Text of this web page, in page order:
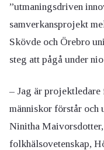
”utmaningsdriven
samverkansprojekt
Skövde och Örebro
steg att pågå under
– Jag är projektledare
människor förstår och
Ninitha
folkhälsovetenskap,